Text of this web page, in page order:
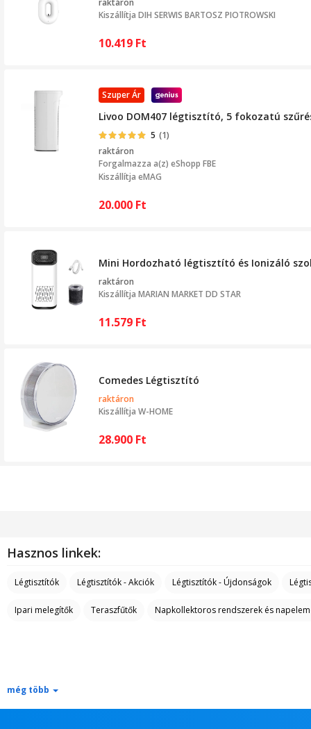
raktáron
Kiszállítja DIH SERWIS BARTOSZ PIOTROWSKI
10.419 Ft
Szuper Ár
Livoo DOM407 légtisztító, 5 fokozatú
5 (1)
raktáron
Forgalmazza a(z) eShopp FBE
Kiszállítja eMAG
20.000 Ft
Mini Hordozható légtisztító és Ionizáló
raktáron
Kiszállítja MARIAN MARKET DD STAR
11.579 Ft
Comedes Légtisztító
raktáron
Kiszállítja W-HOME
28.900 Ft
Hasznos linkek:
Légtisztítók Légtisztítók - Akciók Légtisztítók - Újdonságok
Ipari melegítők Teraszfűtők Napkollektoros rendszerek és
még több